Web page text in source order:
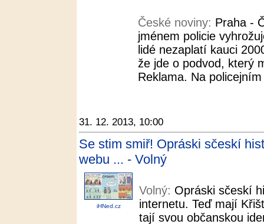
České noviny: Praha -
jménem policie
lidé nezaplatí kauci
že jde o podvod, který
Reklama. Na
31. 12. 2013, 10:00
Se stim smiř! Opráski sčeskí
webu ... - Volný
iHNed.cz
Volný: Opráski sčeskí
internetu. Teď mají
tají svou občanskou